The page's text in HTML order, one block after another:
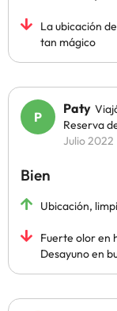
La ubicación
tan mágico
Paty
Reserva
Julio 2022
Bien
Ubicación,
Fuerte olor en
Desayuno en